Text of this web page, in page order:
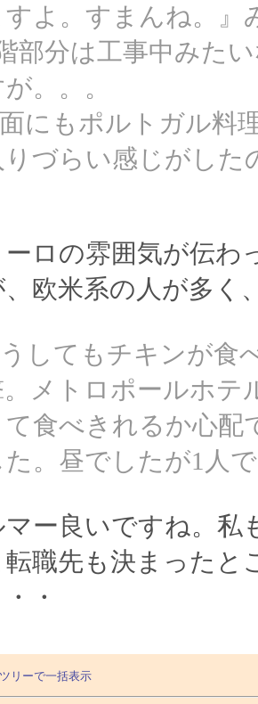
すよ。すまんね。』
部分は工事中みた
。。。
にもポルトガル料
りづらい感じがし
ーロの雰囲気が伝わ
欧米系の人が多く
してもチキンが食
。メトロポールホテ
て食べきれるか心
た。昼でしたが1人
マー良いですね。私
転職先も決まったと
・
リーで一括表示